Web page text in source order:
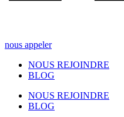
nous appeler
NOUS REJOINDRE
BLOG
NOUS REJOINDRE
BLOG